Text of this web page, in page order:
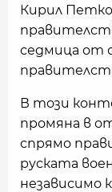
Кирил
седмица от
В този
промяна в
спрямо
руската
независимо